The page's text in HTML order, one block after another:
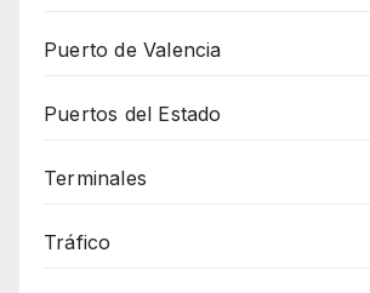
Puerto de Valencia
Puertos del Estado
Terminales
Tráfico